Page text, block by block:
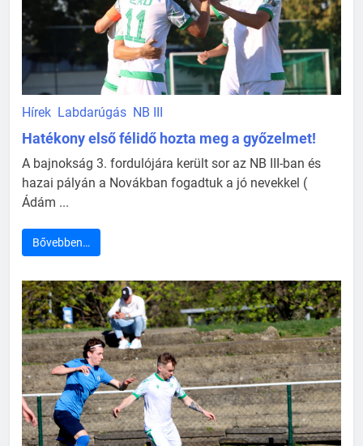
Hírek Labdarúgás NB III
Hatékony első félidő hozta meg a győzelmet!
A bajnokság 3. fordulójára került sor az NB III-ban és
hazai pályán a Novákban fogadtuk a jó nevekkel (
Ádám ...
Bővebben…